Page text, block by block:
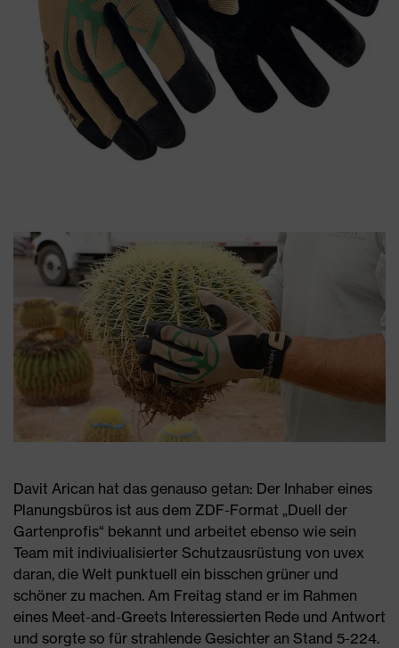
Davit Arican hat das genauso getan: Der Inhaber eines
Planungsbüros ist aus dem ZDF-Format „Duell der
Gartenprofis“ bekannt und arbeitet ebenso wie sein
Team mit indiviualisierter Schutzausrüstung von uvex
daran, die Welt punktuell ein bisschen grüner und
schöner zu machen. Am Freitag stand er im Rahmen
eines Meet-and-Greets Interessierten Rede und Antwort
und sorgte so für strahlende Gesichter an Stand 5-224.